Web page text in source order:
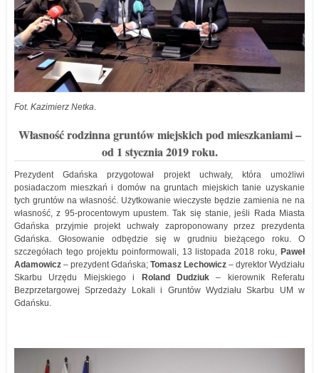
Fot. Kazimierz Netka.
Własność rodzinna gruntów miejskich pod mieszkaniami –
od 1 stycznia 2019 roku.
Prezydent Gdańska przygotował projekt uchwały, która umożliwi
posiadaczom mieszkań i domów na gruntach miejskich tanie uzyskanie
tych gruntów na własność. Użytkowanie wieczyste będzie zamienia ne na
własność, z 95-procentowym upustem. Tak się stanie, jeśli Rada Miasta
Gdańska przyjmie projekt uchwały zaproponowany przez prezydenta
Gdańska. Głosowanie odbędzie się w grudniu bieżącego roku. O
szczegółach tego projektu poinformowali, 13 listopada 2018 roku, Paweł
Adamowicz – prezydent Gdańska; Tomasz Lechowicz – dyrektor Wydziału
Skarbu Urzędu Miejskiego i
Roland Dudziuk– kierownik Referatu
Bezprzetargowej Sprzedaży Lokali i Gruntów Wydziału Skarbu UM w
Gdańsku.